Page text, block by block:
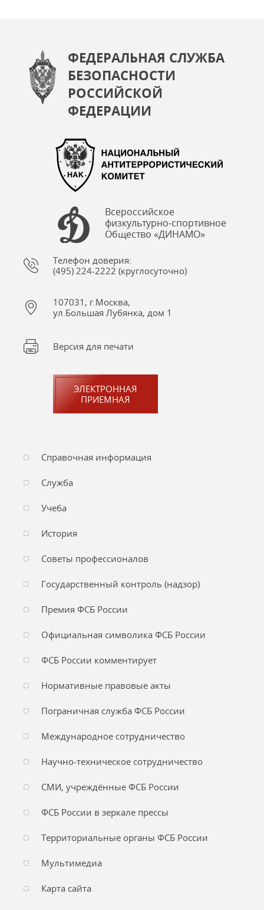
ФЕДЕРАЛЬНАЯ СЛУЖБА
БЕЗОПАСНОСТИ
РОССИЙСКОЙ
ФЕДЕРАЦИИ
Всероссийское
физкультурно-спортивное
Общество «ДИНАМО»
Телефон доверия:
(495) 224-2222 (круглосуточно)
107031, г.Москва,
ул.Большая Лубянка, дом 1
Версия для печати
ЭЛЕКТРОННАЯ
ПРИЕМНАЯ
Справочная информация
Служба
Учеба
История
Советы профессионалов
Государственный контроль (надзор)
Премия ФСБ России
Официальная символика ФСБ России
ФСБ России комментирует
Нормативные правовые акты
Пограничная служба ФСБ России
Международное сотрудничество
Научно-техническое сотрудничество
СМИ, учреждённые ФСБ России
ФСБ России в зеркале прессы
Территориальные органы ФСБ России
Мультимедиа
Карта сайта